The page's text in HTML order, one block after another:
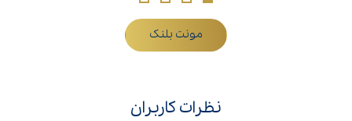
مونت بلنک
نظرات کاربران